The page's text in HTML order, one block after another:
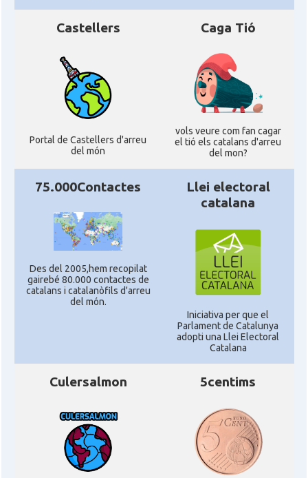
Castellers
Portal de Castellers d'arreu
del món
Caga Tió
vols veure com fan cagar
el tió els catalans d'arreu
del mon?
75.000Contactes
Des del 2005,hem recopilat
gairebé 80.000 contactes de
catalans i catalanòfils d'arreu
del món.
Llei electoral
catalana
Iniciativa per que el
Parlament de Catalunya
adopti una Llei Electoral
Catalana
Culersalmon 5centims